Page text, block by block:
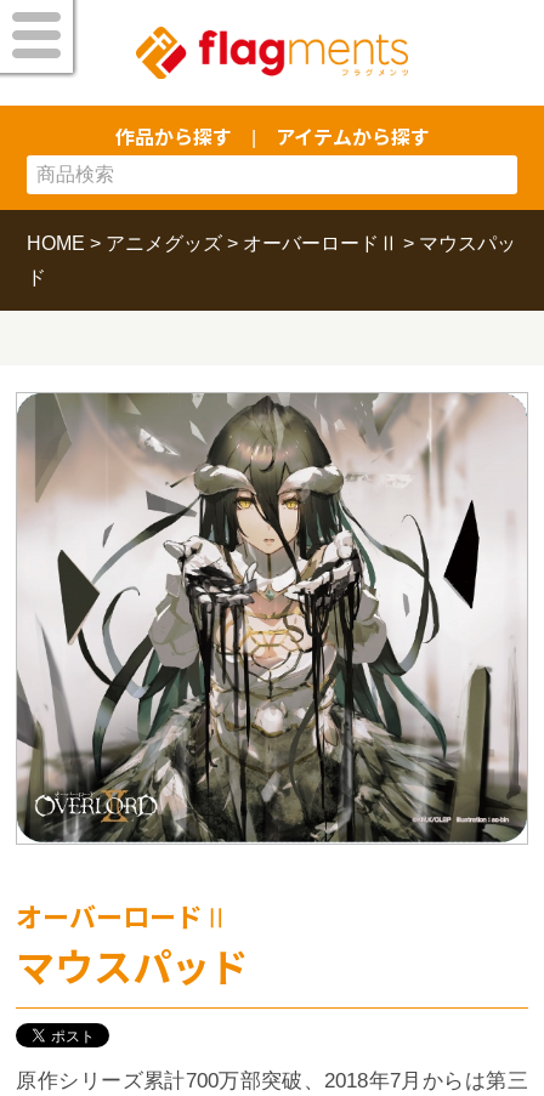
作品から探す アイテムから探す
HOME > アニメグッズ > オーバーロードⅡ > マウスパッ
ド
オーバーロードⅡ
マウスパッド
原作シリーズ累計700万部突破、2018年7月からは第三